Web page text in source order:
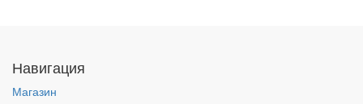
Навигация
Магазин